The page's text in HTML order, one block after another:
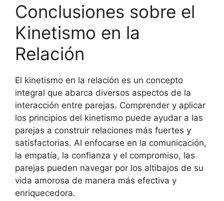
Conclusiones sobre el
Kinetismo en la
Relación
El kinetismo en la relación es un concepto
integral que abarca diversos aspectos de la
interacción entre parejas. Comprender y aplicar
los principios del kinetismo puede ayudar a las
parejas a construir relaciones más fuertes y
satisfactorias. Al enfocarse en la comunicación,
la empatía, la confianza y el compromiso, las
parejas pueden navegar por los altibajos de su
vida amorosa de manera más efectiva y
enriquecedora.